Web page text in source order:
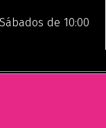
de 10:00